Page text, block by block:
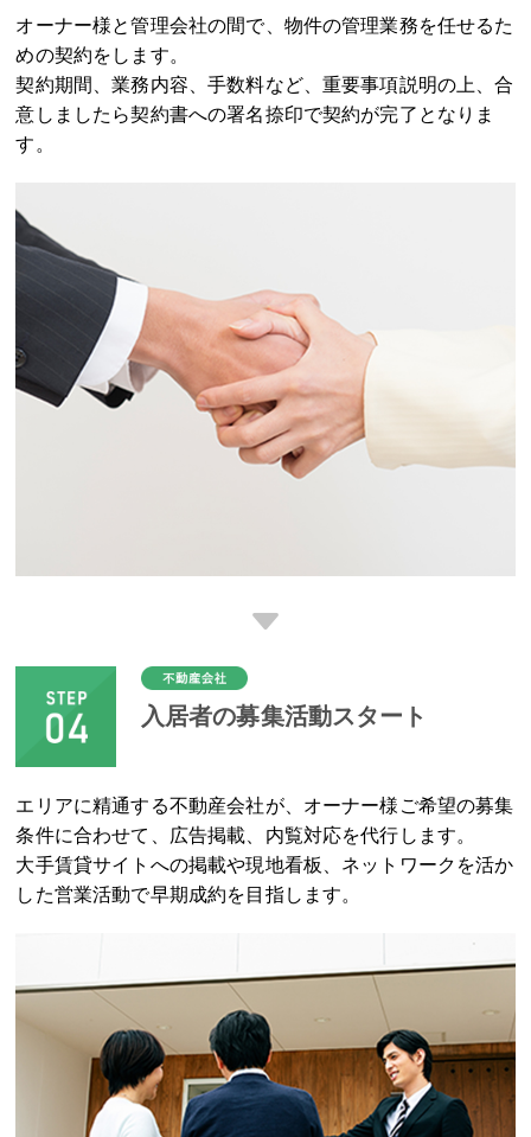
オーナー様と管理会社の間で、物件の管理業務を任せるた
めの契約をします。
契約期間、業務内容、手数料など、重要事項説明の上、合
意しましたら契約書への署名捺印で契約が完了となりま
エリアに精通する不動産会社が、オーナー様ご希望の募集
条件に合わせて、広告掲載、内覧対応を代行します。
大手賃貸サイトへの掲載や現地看板、ネットワークを活か